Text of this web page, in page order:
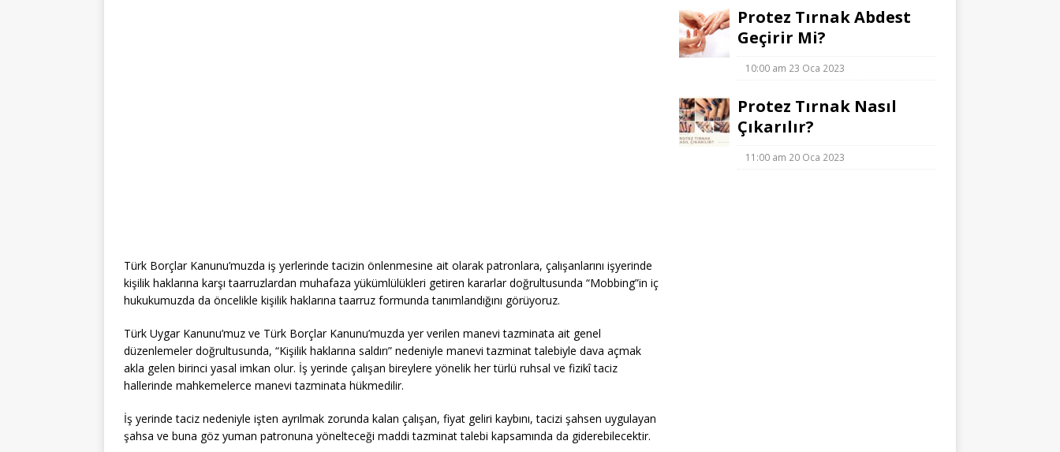
Türk Borçlar Kanunu’muzda iş yerlerinde tacizin önlenmesine ait olarak patronlara, çalışanlarını işyerinde
kişilik haklarına karşı taarruzlardan muhafaza yükümlülükleri getiren kararlar doğrultusunda “Mobbing”in iç
hukukumuzda da öncelikle kişilik haklarına taarruz formunda tanımlandığını görüyoruz.
Türk Uygar Kanunu’muz ve Türk Borçlar Kanunu’muzda yer verilen manevi tazminata ait genel
düzenlemeler doğrultusunda, “Kişilik haklarına saldırı” nedeniyle manevi tazminat talebiyle dava açmak
akla gelen birinci yasal imkan olur. İş yerinde çalışan bireylere yönelik her türlü ruhsal ve fizikî taciz
hallerinde mahkemelerce manevi tazminata hükmedilir.
İş yerinde taciz nedeniyle işten ayrılmak zorunda kalan çalışan, fiyat geliri kaybını, tacizi şahsen uygulayan
şahsa ve buna göz yuman patronuna yönelteceği maddi tazminat talebi kapsamında da giderebilecektir.
Protez Tırnak Abdest
Geçirir Mi?
10:00 am 23 Oca 2023
Protez Tırnak Nasıl
Çıkarılır?
11:00 am 20 Oca 2023